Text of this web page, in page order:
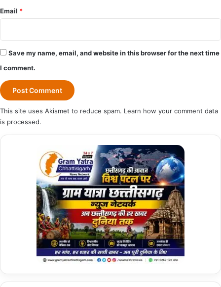
Email *
Save my name, email, and website in this browser for the next time
I comment.
This site uses Akismet to reduce spam. Learn how your comment data
is processed.